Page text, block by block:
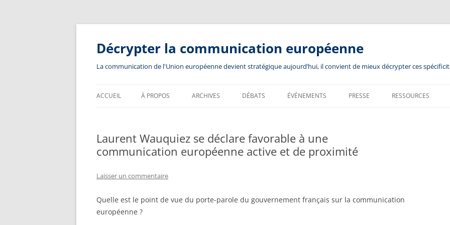
Aller
contenu
Décrypter la communication européenne
La communication de l'Union européenne devient stratégique aujourd’hui, il convient de mieux décrypter ces
ACCUEIL À PROPOS ARCHIVES DÉBATS ÉVÉNEMENTS PRESSE RESSOURCES
Laurent Wauquiez se déclare favorable à une
communication européenne active et de proximité
Laisser un commentaire
Quelle est le point de vue du porte-parole du gouvernement français sur la communication
européenne ?